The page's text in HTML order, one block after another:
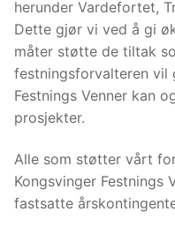
herunder Vardefortet,
Dette gjør vi ved å gi
måter støtte de tiltak
festningsforvalteren vil
Festnings Venner kan
prosjekter.
Alle som støtter vårt
Kongsvinger Festnings
fastsatte